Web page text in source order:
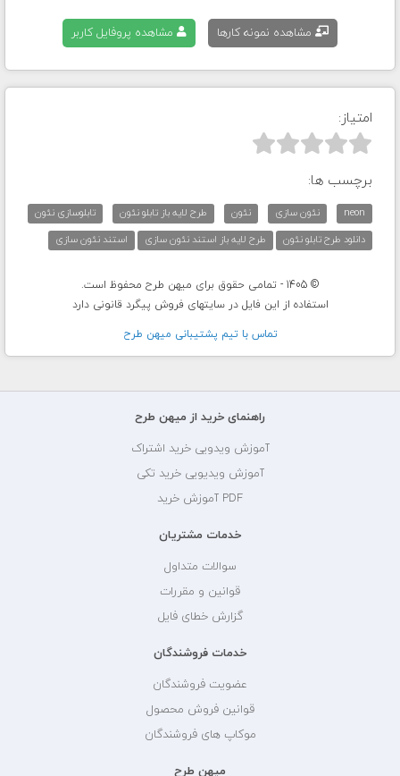
مشاهده نمونه کارها مشاهده پروفایل کاربر
امتیاز:



برچسب ها:
neon نئون سازی نئون طرح لایه باز تابلو نئون
تابلوسازی نئون
دانلود طرح تابلو نئون
طرح لایه باز استند نئون سازی استند نئون سازی
© 1405 - تمامی حقوق برای میهن طرح محفوظ است.
استفاده از این فایل در سایتهای فروش پیگرد قانونی دارد
تماس با تيم پشتيبانی ميهن طرح
راهنمای خرید از میهن طرح
آموزش ویدویی خرید اشتراک
آموزش ویدیویی خرید تکی
PDF آموزش خرید
خدمات مشتریان
سوالات متداول
قوانین و مقررات
گزارش خطای فایل
خدمات فروشندگان
عضویت فروشندگان
قوانین فروش محصول
موکاپ های فروشندگان
میهن طرح